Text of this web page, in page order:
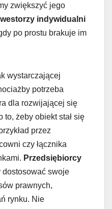
zwiększyć jego
indywidualni
po prostu brakuje im
wystarczającej
potrzeba
dla rozwijającej się
to, żeby obiekt stał się
przez
czy łącznika
Przedsiębiorcy
dostosować swoje
prawnych,
rynku. Nie